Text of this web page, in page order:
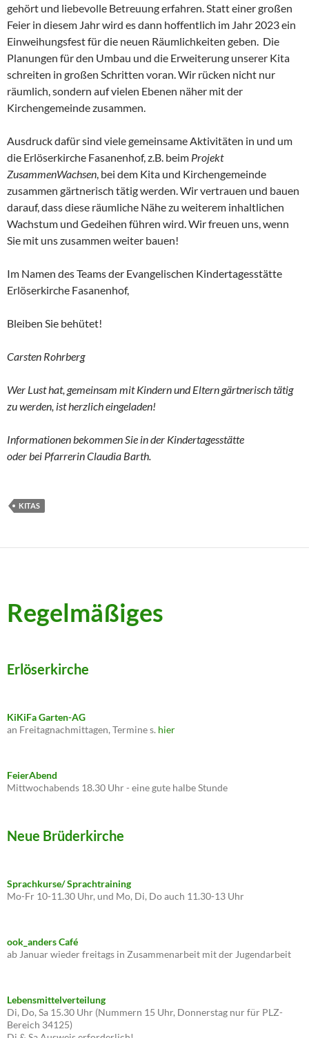
gehört und liebevolle Betreuung erfahren. Statt einer großen
Feier in diesem Jahr wird es dann hoffentlich im Jahr 2023 ein
Einweihungsfest für die neuen Räumlichkeiten geben. Die
Planungen für den Umbau und die Erweiterung unserer Kita
schreiten in großen Schritten voran. Wir rücken nicht nur
räumlich, sondern auf vielen Ebenen näher mit der
Kirchengemeinde zusammen.
Ausdruck dafür sind viele gemeinsame Aktivitäten in und um
die Erlöserkirche Fasanenhof, z.B. beim Projekt
ZusammenWachsen , bei dem Kita und Kirchengemeinde
zusammen gärtnerisch tätig werden. Wir vertrauen und bauen
darauf, dass diese räumliche Nähe zu weiterem inhaltlichen
Wachstum und Gedeihen führen wird. Wir freuen uns, wenn
Sie mit uns zusammen weiter bauen!
Im Namen des Teams der Evangelischen Kindertagesstätte
Erlöserkirche Fasanenhof,
Bleiben Sie behütet!
Carsten Rohrberg
Wer Lust hat, gemeinsam mit Kindern und Eltern gärtnerisch tätig
zu werden, ist herzlich eingeladen!
Informationen bekommen Sie in der Kindertagesstätte
oder bei Pfarrerin Claudia Barth.
KITAS
Regelmäßiges
Erlöserkirche
KiKiFa Garten-AG
an Freitagnachmittagen, Termine s. hier
FeierAbend
Mittwochabends 18.30 Uhr - eine gute halbe Stunde
Neue Brüderkirche
Sprachkurse/ Sprachtraining
Mo-Fr 10-11.30 Uhr, und Mo, Di, Do auch 11.30-13 Uhr
ook_anders Café
ab Januar wieder freitags in Zusammenarbeit mit der Jugendarbeit
Lebensmittelverteilung
Di, Do, Sa 15.30 Uhr (Nummern 15 Uhr, Donnerstag nur für PLZ-
Bereich 34125)